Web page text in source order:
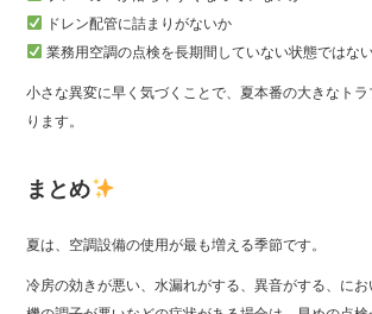
ドレン配管に詰まりがないか
業務用空調の点検を長期間していない状態ではな
小さな異変に早く気づくことで、夏本番の大きなト
ります。
まとめ
夏は、空調設備の使用が最も増える季節です。
冷房の効きが悪い、水漏れがする、異音がする、に